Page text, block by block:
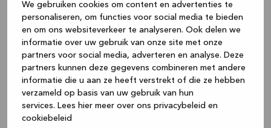
We gebruiken cookies om content en advertenties te
personaliseren, om functies voor social media te bieden
en om ons websiteverkeer te analyseren. Ook delen we
informatie over uw gebruik van onze site met onze
partners voor social media, adverteren en analyse. Deze
partners kunnen deze gegevens combineren met andere
informatie die u aan ze heeft verstrekt of die ze hebben
verzameld op basis van uw gebruik van hun
services. Lees hier meer over ons privacybeleid en
cookiebeleid